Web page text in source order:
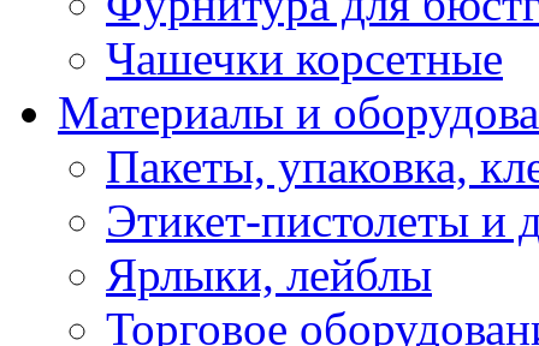
Чашечки корсетные
Материалы и
Пакеты, упаковка,
Этикет-пистолеты и
Ярлыки, лейблы
Торговое